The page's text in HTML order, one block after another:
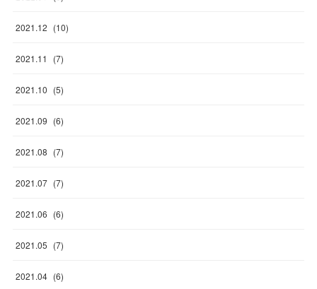
2021.12 (10)
2021.11 (7)
2021.10 (5)
2021.09 (6)
2021.08 (7)
2021.07 (7)
2021.06 (6)
2021.05 (7)
2021.04 (6)